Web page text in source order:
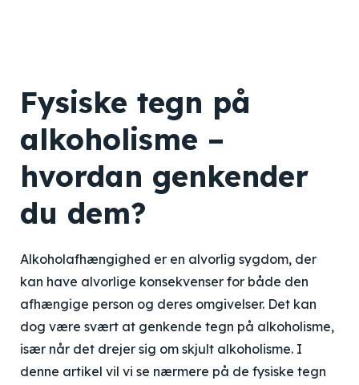
Fysiske tegn på
alkoholisme –
hvordan genkender
du dem?
Alkoholafhængighed er en alvorlig sygdom, der
kan have alvorlige konsekvenser for både den
afhængige person og deres omgivelser. Det kan
dog være svært at genkende tegn på alkoholisme,
især når det drejer sig om skjult alkoholisme. I
denne artikel vil vi se nærmere på de fysiske tegn